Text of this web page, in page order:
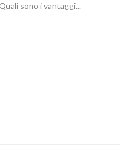
sono i vantaggi...